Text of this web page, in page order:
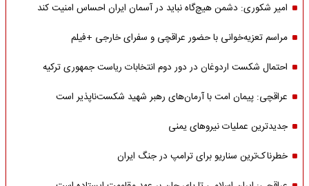
امیر شکوری: دشمن هیچ‌گاه نباید در آسمان ایران احساس امنیت کند
مراسم تعزیه‌خوانی با حضور عراقچی و سفرای خارجی +فیلم
احتمال شکست اردوغان در دور دوم انتخابات ریاست جمهوری ترکیه
عراقچی: پیمان امت با آرمان‌های رهبر شهید شکست‌ناپذیر است
جدیدترین عملیات نیروهای یمنی
خطرناک‌ترین سناریو برای ترامپ در جنگ ایران